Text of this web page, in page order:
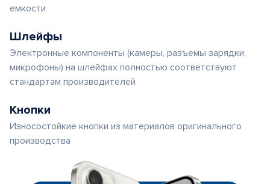
емкости
Шлейфы
Электронные компоненты (камеры, разъемы зарядки,
микрофоны) на шлейфах полностью соответствуют
стандартам производителей
Кнопки
Износостойкие кнопки из материалов оригинального
производства